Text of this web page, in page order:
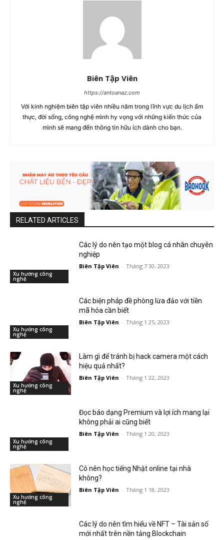
Biên Tập Viên
https://antoanaz.com
Với kinh nghiệm biên tập viên nhiều năm trong lĩnh vực du lịch ẩm
thực, đời sống, công nghệ mình hy vọng với những kiến thức của
mình sẽ mang đến thông tin hữu ích dành cho bạn.
RELATED ARTICLES
Xu hướng công
nghệ
Các lý do nên tạo một blog cá nhân chuyên
nghiệp
Biên Tập Viên - Tháng 7 30, 2023
Xu hướng công
nghệ
Các biện pháp đề phòng lừa đảo với tiền
mã hóa cần biết
Biên Tập Viên - Tháng 1 25, 2023
Xu hướng công
nghệ
Làm gì để tránh bị hack camera một cách
hiệu quả nhất?
Biên Tập Viên - Tháng 1 22, 2023
Xu hướng công
nghệ
Đọc báo dạng Premium và lợi ích mang lại
không phải ai cũng biết
Biên Tập Viên - Tháng 1 20, 2023
Xu hướng công
nghệ
Có nên học tiếng Nhật online tại nhà
không?
Biên Tập Viên - Tháng 1 18, 2023
Các lý do nên tìm hiểu về NFT – Tài sản số
mới nhất trên nền tảng Blockchain